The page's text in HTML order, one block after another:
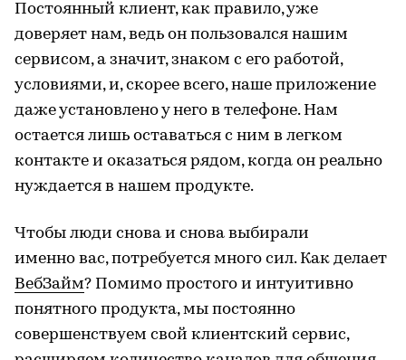
Постоянный клиент, как правило, уже
доверяет нам, ведь он пользовался нашим
сервисом, а значит, знаком с его работой,
условиями, и, скорее всего, наше приложение
даже установлено у него в телефоне. Нам
остается лишь оставаться с ним в легком
контакте и оказаться рядом, когда он реально
нуждается в нашем продукте.
Чтобы люди снова и снова выбирали
именно вас, потребуется много сил. Как делает
ВебЗайм? Помимо простого и интуитивно
понятного продукта, мы постоянно
совершенствуем свой клиентский сервис,